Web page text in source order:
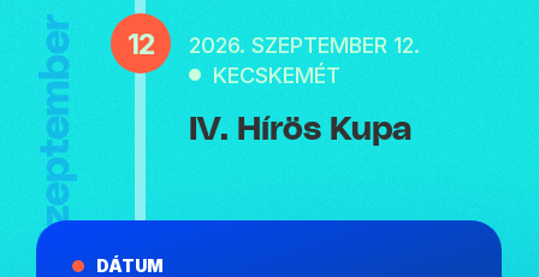
Szeptember 12
2026. SZEPTEMBER 12.
KECSKEMÉT
IV. Hírös Kupa
DÁTUM